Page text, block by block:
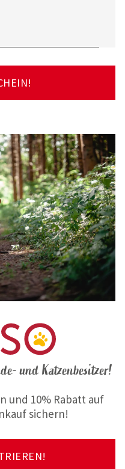
und Katzenbesitzer!
und 10% Rabatt auf
sichern!